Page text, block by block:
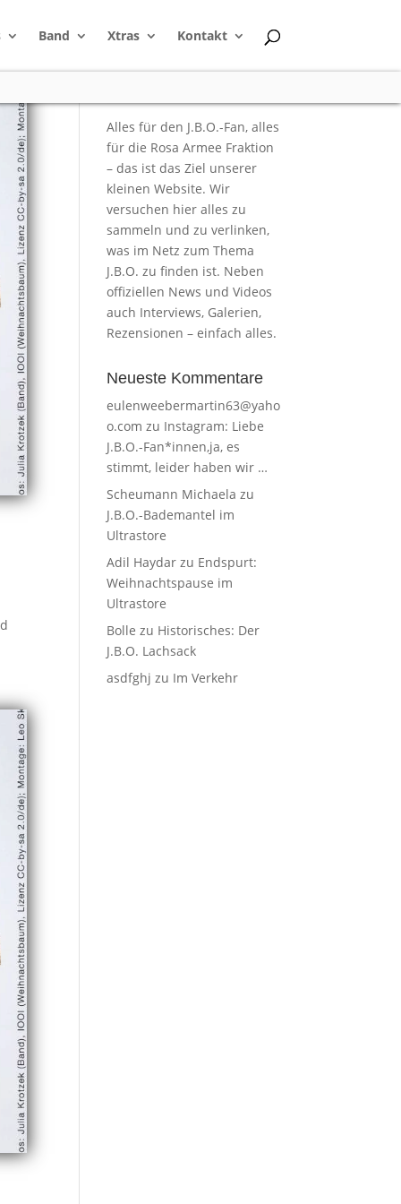
Band Xtras Kontakt
Alles für den J.B.O.-Fan, alles
für die Rosa Armee Fraktion
– das ist das Ziel unserer
kleinen Website. Wir
versuchen hier alles zu
sammeln und zu verlinken,
was im Netz zum Thema
J.B.O. zu finden ist. Neben
offiziellen News und Videos
auch Interviews, Galerien,
Rezensionen – einfach alles.
Neueste Kommentare
eulenweebermartin63@yaho
o.com zu Instagram: Liebe
J.B.O.-Fan*innen,ja, es
stimmt, leider haben wir …
Scheumann Michaela zu
J.B.O.-Bademantel im
Ultrastore
Adil Haydar zu Endspurt:
Weihnachtspause im
Ultrastore
Bolle zu Historisches: Der
J.B.O. Lachsack
asdfghj zu Im Verkehr